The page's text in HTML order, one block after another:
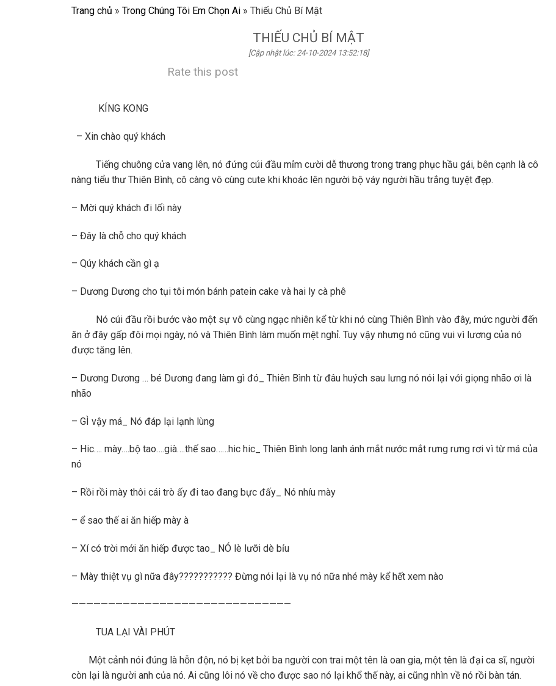
Trang chủ » Trong Chúng Tôi Em Chọn Ai » Thiếu Chủ Bí Mật
THIẾU CHỦ BÍ MẬT
[Cập nhật lúc: 24-10-2024 13:52:18]
Rate this post
KÍNG KONG
– Xin chào quý khách
Tiếng chuông cửa vang lên, nó đứng cúi đầu mỉm cười dễ thương trong trang phục hầu gái, bên cạnh là cô
nàng tiểu thư Thiên Bình, cô càng vô cùng cute khi khoác lên người bộ váy người hầu trắng tuyệt đẹp.
– Mời quý khách đi lối này
– Đây là chỗ cho quý khách
– Qúy khách cần gì ạ
– Dương Dương cho tụi tôi món bánh patein cake và hai ly cà phê
Nó cúi đầu rồi bước vào một sự vô cùng ngạc nhiên kể từ khi nó cùng Thiên Bình vào đây, mức người đến
ăn ở đây gấp đôi mọi ngày, nó và Thiên Bình làm muốn mệt nghỉ. Tuy vậy nhưng nó cũng vui vì lương của nó
được tăng lên.
– Dương Dương … bé Dương đang làm gì đó_ Thiên Bình từ đâu huých sau lưng nó nói lại với giọng nhão ơi là
nhão
– GÌ vậy má_ Nó đáp lại lạnh lùng
– Hic…. mày….bộ tao….già….thế sao……hic hic_ Thiên Bình long lanh ánh mắt nước mắt rưng rưng rơi vì từ má của
nó
– Rồi rồi mày thôi cái trò ấy đi tao đang bực đấy_ Nó nhíu mày
– ể sao thế ai ăn hiếp mày à
– Xí có trời mới ăn hiếp được tao_ NÓ lè lưỡi dè bỉu
– Mày thiệt vụ gì nữa đây??????????? Đừng nói lại là vụ nó nữa nhé mày kể hết xem nào
——————————————————————————————
TUA LẠI VÀI PHÚT
Một cảnh nói đúng là hỗn độn, nó bị kẹt bởi ba người con trai một tên là oan gia, một tên là đại ca sĩ, người
còn lại là người anh của nó. Ai cũng lôi nó về cho được sao nó lại khổ thế này, ai cũng nhìn về nó rồi bàn tán.